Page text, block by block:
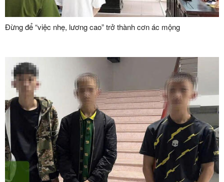
Đừng để “việc nhẹ, lương cao” trở thành cơn ác mộng